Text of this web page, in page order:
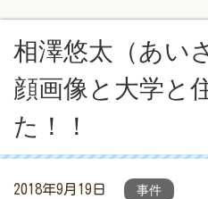
相澤悠太（あい
顔画像と大学と
た！！
2018年9月19日 事件